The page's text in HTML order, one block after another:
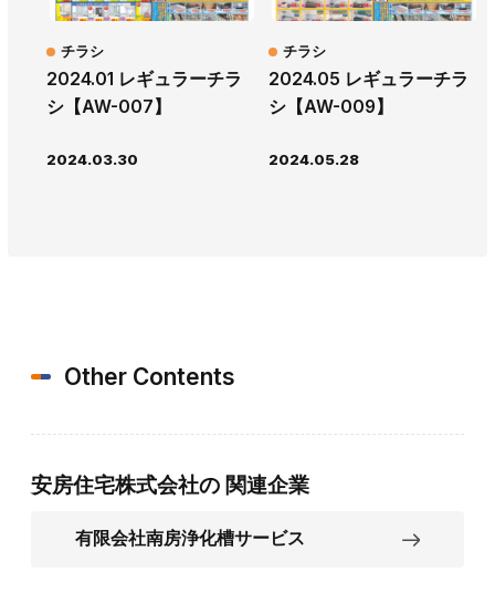
2024.01 レギュラーチラ
シ【AW-007】
チラシ
2024.03.30
2024.05 レギュラーチラ
シ【AW-009】
チラシ
2024.05.28
Other Contents
安房住宅株式会社の 関連企業
有限会社南房浄化槽サービス